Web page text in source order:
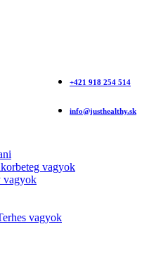
+421 918 254 514
info@justhealthy.sk
vagyok
vagyok
vagyok